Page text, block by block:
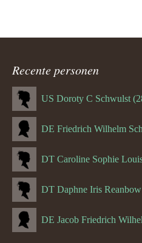
Recente personen
DT Daphne Iris Reanbow